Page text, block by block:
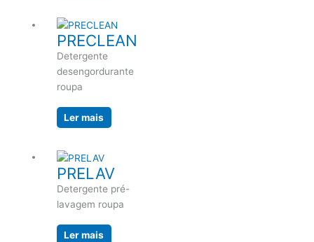
PRECLEAN
Detergente
desengordurante
roupa
Ler mais
PRELAV
Detergente pré-
lavagem roupa
Ler mais